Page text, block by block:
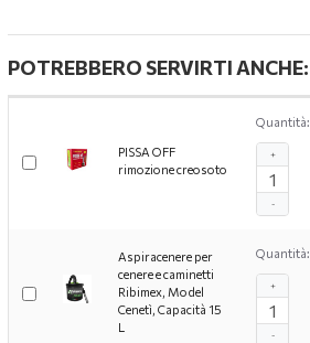
POTREBBERO SERVIRTI ANCHE:
PISSA OFF
rimozione creosoto
Quantità:
-
+
Aspiracenere per
cenere e caminetti
Ribimex, Model
Cenetì, Capacità 15
L
Quantità:
-
+